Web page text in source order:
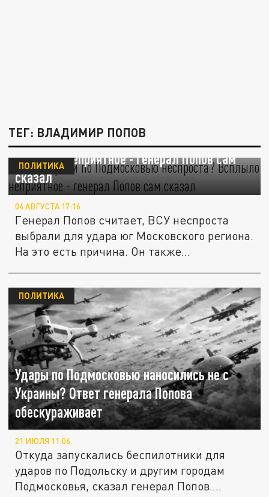
ТЕГ: ВЛАДИМИР ПОПОВ
ВСУ ударили по Подмосковью неспроста?
Всплыло неприятное - генерал Попов сам
сказал
ПОЛИТИКА
04 АВГУСТА 17:16
Генерал Попов считает, ВСУ неспроста
выбрали для удара юг Московского региона.
На это есть причина. Он также...
Удары по Подмосковью наносились не с
Украины? Ответ генерала Попова
обескураживает
ПОЛИТИКА
21 ИЮЛЯ 11:06
Откуда запускались беспилотники для
ударов по Подольску и другим городам
Подмосковья, сказал генерал Попов....